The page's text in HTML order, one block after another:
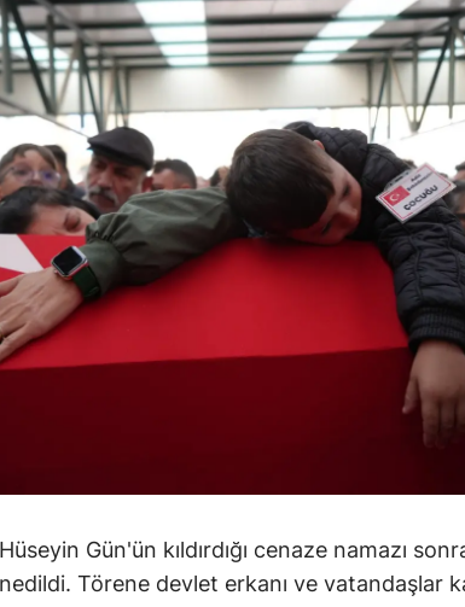
Mardin
Muğla
Muş
Nevşehir
Niğde
Ordu
Gün'ün kıldırdığı cenaze namazı
Törene devlet erkanı ve vatandaşlar